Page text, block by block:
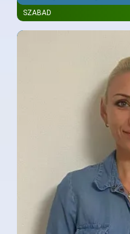
SZABAD